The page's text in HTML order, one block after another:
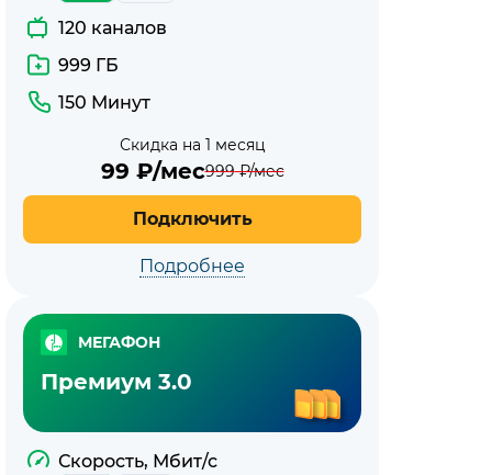
120 каналов
999 ГБ
150 Минут
Скидка на 1 месяц
99 ₽/мес999₽/мес
Подключить
Подробнее
МЕГАФОН
Премиум 3.0
Скорость, Мбит/с